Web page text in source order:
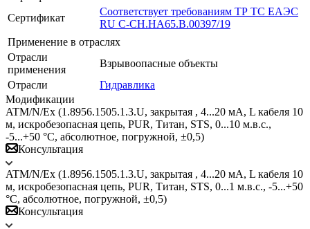
Сертификат
Соответствует требованиям ТР ТС ЕАЭС
RU C-CH.HA65.B.00397/19
Применение в отраслях
Отрасли
применения
Взрывоопасные объекты
Отрасли
Гидравлика
Модификации
ATM/N/Ex (1.8956.1505.1.3.U, закрытая , 4...20 мА, L кабеля 10
м, искробезопасная цепь, PUR, Титан, STS, 0...10 м.в.с.,
-5...+50 °C, абсолютное, погружной, ±0,5)
Консультация
ATM/N/Ex (1.8956.1505.1.3.U, закрытая , 4...20 мА, L кабеля 10
м, искробезопасная цепь, PUR, Титан, STS, 0...1 м.в.с., -5...+50
°C, абсолютное, погружной, ±0,5)
Консультация